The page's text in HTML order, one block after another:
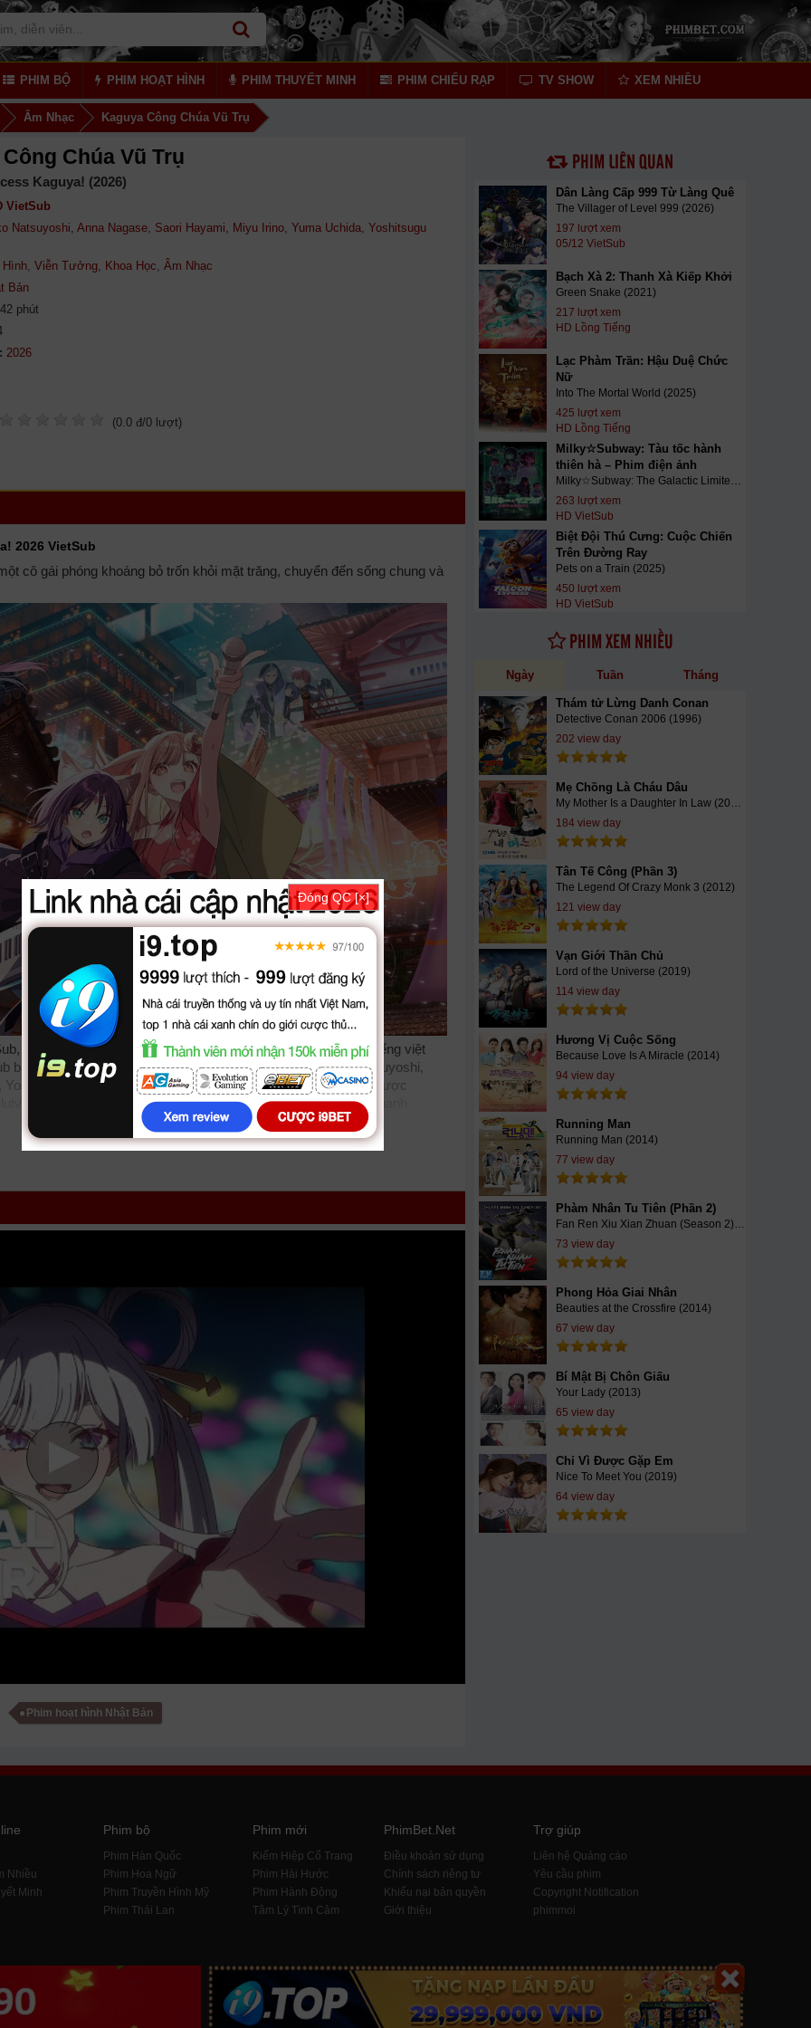
PHIM BỘ PHIM HOẠT HÌNH PHIM THUYẾT MINH PHIM CHIẾU RẠP TV SHOW XEM NHIỀU
Âm Nhạc Kaguya Công Chúa Vũ Trụ
Chúa Vũ Trụ
Kaguya! (2026)
VietSub
Natsuyoshi, Anna Nagase, Saori Hayami, Miyu Irino, Yuma Uchida, Yoshitsugu
Hình, Viễn Tưởng, Khoa Học, Âm Nhạc
Bản
phút
(0.0 đ/0 lượt)
2026 VietSub
cô gái phóng khoáng bỏ trốn khỏi mặt trăng, chuyển đến sống chung và
phim Kaguya Cong Chua Vu Tru được thuyết minh, phụ đề tiếng việt
bản đẹp, trọn bộ với sự tham gia của các diễn viên: Yuko Natsuyoshi,
Matsuoka. Phim online Kaguya Công Chúa Vũ Trụ được
phudeviet kphim phimmoi biphim dongphim subnhanh
Vũ Trụ, Kaguya Công Chúa Vũ Trụ 2026, Cosmic Princess Kaguya!,
VietSubphimvang thichxemphim xemphimxua phimdinhcao
hoathinhkungfu hhpanda... Thể loại phim: Hoạt Hình, Viễn Tưởng,
xem online nhanh nhất. Tải link fshare drive và download phim Kaguya
Mời các bạn đón xem bộ phimKaguya Công Chúa Vũ TrụHD VietSub
Phim hoạt hình Nhật Bản
PHIM LIÊN QUAN
Dân Làng Cấp 999 Từ Làng Quê
The Villager of Level 999 (2026)
197 lượt xem
05/12 VietSub
Bạch Xà 2: Thanh Xà Kiếp Khởi
Green Snake (2021)
217 lượt xem
HD Lồng Tiếng
Lạc Phàm Trần: Hậu Duệ Chức
Nữ
Into The Mortal World (2025)
425 lượt xem
HD Lồng Tiếng
Milky☆Subway: Tàu tốc hành
thiên hà – Phim điện ảnh
Milky☆Subway: The Galactic Limited Express - the Movie (2026)
263 lượt xem
HD VietSub
Biệt Đội Thú Cưng: Cuộc Chiến
Trên Đường Ray
Pets on a Train (2025)
450 lượt xem
HD VietSub
PHIM XEM NHIỀU
Ngày Tuần Tháng
Thám tử Lừng Danh Conan
Detective Conan 2006 (1996)
202 view day
Mẹ Chồng Là Cháu Dâu
My Mother Is a Daughter In Law (2015)
184 view day
Tân Tế Công (Phần 3)
The Legend Of Crazy Monk 3 (2012)
121 view day
Vạn Giới Thần Chủ
Lord of the Universe (2019)
114 view day
Hương Vị Cuộc Sống
Because Love Is A Miracle (2014)
94 view day
Running Man
Running Man (2014)
77 view day
Phàm Nhân Tu Tiên (Phần 2)
Fan Ren Xiu Xian Zhuan (Season 2) (2021)
73 view day
Phong Hỏa Giai Nhân
Beauties at the Crossfire (2014)
67 view day
Bí Mật Bị Chôn Giấu
Your Lady (2013)
65 view day
Chỉ Vì Được Gặp Em
Nice To Meet You (2019)
64 view day
Nhiều
Minh
Phim bộ
Phim Hàn Quốc
Phim Hoa Ngữ
Phim Truyền Hình Mỹ
Phim Thái Lan
Phim mới
Kiếm Hiệp Cổ Trang
Phim Hài Hước
Phim Hành Động
Tâm Lý Tình Cảm
PhimBet.Net
Điều khoản sử dụng
Chính sách riêng tư
Khiếu nại bản quyền
Giới thiệu
Trợ giúp
Liên hệ Quảng cáo
Yêu cầu phim
Copyright Notification
phimmoi
Đóng QC [×]